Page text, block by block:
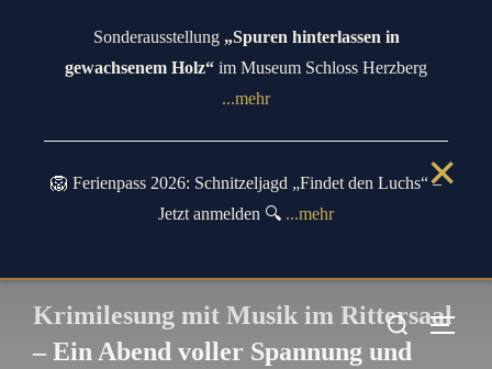
Sonderausstellung „Spuren hinterlassen in
gewachsenem Holz“ im Museum Schloss Herzberg
...mehr
🦁 Ferienpass 2026: Schnitzeljagd „Findet den Luchs“ –
Jetzt anmelden 🔍 ...mehr
✕
Suchen
nach:
Krimilesung mit Musik im Rittersaal
– Ein Abend voller Spannung und